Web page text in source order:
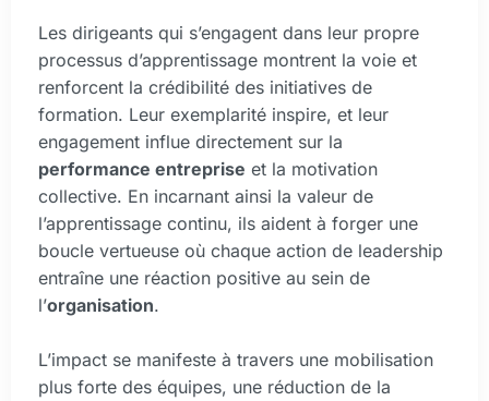
Les dirigeants qui s’engagent dans leur propre
processus d’apprentissage montrent la voie et
renforcent la crédibilité des initiatives de
formation. Leur exemplarité inspire, et leur
engagement influe directement sur la
performance entreprise et la motivation
collective. En incarnant ainsi la valeur de
l’apprentissage continu, ils aident à forger une
boucle vertueuse où chaque action de leadership
entraîne une réaction positive au sein de
l’organisation.
L’impact se manifeste à travers une mobilisation
plus forte des équipes, une réduction de la